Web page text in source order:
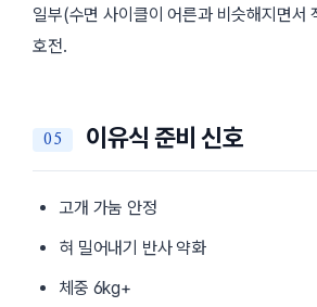
일부(수면 사이클이 어른과 비슷해지면서
호전.
이유식 준비 신호
고개 가눔 안정
혀 밀어내기 반사 약화
체중 6kg+